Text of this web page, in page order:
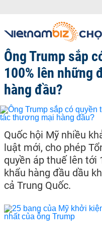
Ông Trump sắp
100% lên những
hàng đầu?
Quốc hội Mỹ nhiều
luật mới, cho phép
quyền áp thuế lên tới
khẩu hàng đầu dầu
cả Trung Quốc.